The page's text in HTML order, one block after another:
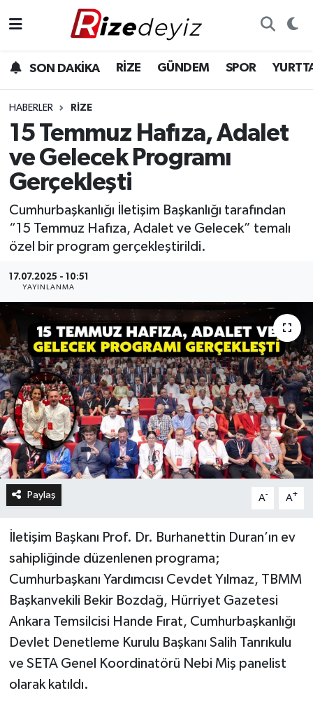
SON DAKİKA RİZE GÜNDEM SPOR
HABERLER RIZE
15 Temmuz Hafıza, Adalet
ve Gelecek Programı
Gerçekleşti
Cumhurbaşkanlığı İletişim Başkanlığı tarafından
“15 Temmuz Hafıza, Adalet ve Gelecek” temalı
özel bir program gerçekleştirildi.
17.07.2025 - 10:51
YAYINLANMA
Paylaş A- A+
İletişim Başkanı Prof. Dr. Burhanettin Duran’ın ev
sahipliğinde düzenlenen programa;
Cumhurbaşkanı Yardımcısı Cevdet Yılmaz, TBMM
Başkanvekili Bekir Bozdağ, Hürriyet Gazetesi
Ankara Temsilcisi Hande Fırat, Cumhurbaşkanlığı
Devlet Denetleme Kurulu Başkanı Salih Tanrıkulu
ve SETA Genel Koordinatörü Nebi Miş panelist
olarak katıldı.
Gündem
Yurttan Haberler
Ekonomi
Teknoloji
Sağlık
Rize Hava Durumu
Rize Trafik Yoğunluk Haritası
Süper Lig Puan Durumu ve Fikstür
Tüm Manşetler
Son Dakika Haberleri